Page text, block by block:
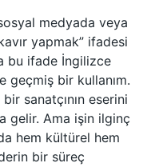
medyada veya
yapmak” ifadesi
bu ifade İngilizce
geçmiş bir kullanım.
sanatçının eserini
gelir. Ama işin ilginç
hem kültürel hem
bir süreç